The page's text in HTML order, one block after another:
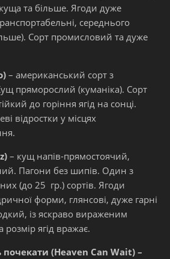
та більше. Ягоди дуже
середнього
Сорт промисловий та дуже
– американський сорт з
пряморослий (куманіка). Сорт
до горіння ягід на сонці.
відростки у місцях
– кущ напів-прямостоячий,
Пагони без шипів. Один з
(до 25 гр.) сортів. Ягоди
форми, глянсові, дуже гарні
із яскраво вираженим
ягід вражає.
(Heaven Can Wait) –